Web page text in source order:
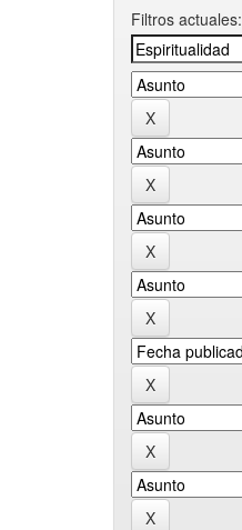
Filtros actuales: